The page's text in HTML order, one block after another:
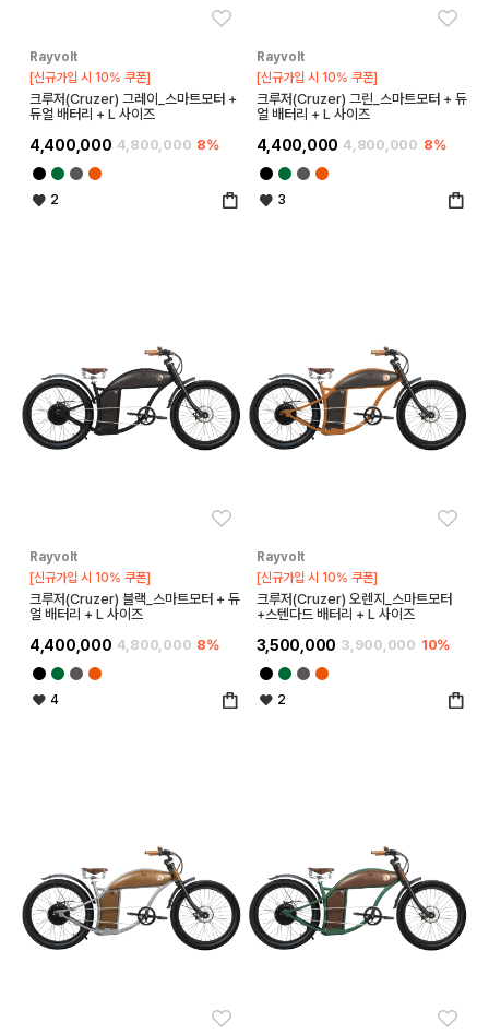
Rayvolt
[신규가입 시 10% 쿠폰]
크루저(Cruzer) 그레이_스마트모터 +
듀얼 배터리 + L 사이즈
4,400,000 4,800,000 8%
2
Rayvolt
[신규가입 시 10% 쿠폰]
크루저(Cruzer) 그린_스마트모터 + 듀
얼 배터리 + L 사이즈
4,400,000 4,800,000 8%
3
Rayvolt
[신규가입 시 10% 쿠폰]
크루저(Cruzer) 블랙_스마트모터 + 듀
얼 배터리 + L 사이즈
4,400,000 4,800,000 8%
4
Rayvolt
[신규가입 시 10% 쿠폰]
크루저(Cruzer) 오렌지_스마트모터
+스텐다드 배터리 + L 사이즈
3,500,000 3,900,000 10%
2